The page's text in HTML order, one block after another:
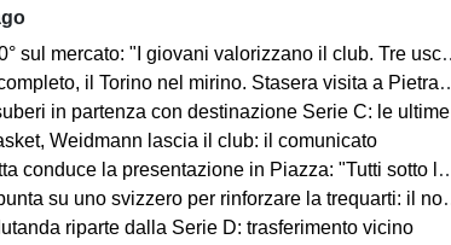
"I giovani valorizzano il club. Tre uscite ancora da fare". Sul modulo, la difesa, Licina e Marina...
il Torino nel mirino. Stasera visita a Pietrastornina
in partenza con destinazione Serie C: le ultime
Weidmann lascia il club: il comunicato
la presentazione in Piazza: "Tutti sotto lo stesso cielo"
su uno svizzero per rinforzare la trequarti: il nome
riparte dalla Serie D: trasferimento vicino